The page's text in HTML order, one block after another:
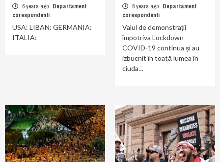
6 years ago Departament
corespondenti
USA: LIBAN: GERMANIA:
ITALIA:
6 years ago Departament
corespondenti
Valul de demonstrații
împotriva Lockdown
COVID-19 continua și au
izbucnit în toată lumea în
ciuda…